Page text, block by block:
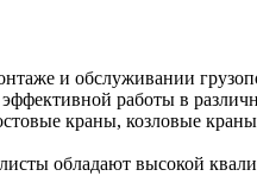
и обслуживании
работы в
краны, козловые
обладают высокой